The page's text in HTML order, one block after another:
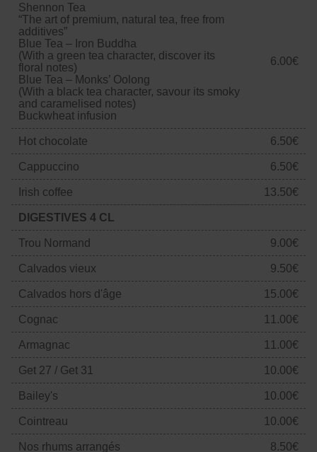
Shennon Tea
“The art of premium, natural tea, free from
additives”
Blue Tea – Iron Buddha
(With a green tea character, discover its
floral notes)
Blue Tea – Monks’ Oolong
(With a black tea character, savour its smoky
and caramelised notes)
Buckwheat infusion
6.00€
Hot chocolate 6.50€
Cappuccino 6.50€
Irish coffee 13.50€
DIGESTIVES 4 CL
Trou Normand 9.00€
Calvados vieux 9.50€
Calvados hors d'âge 15.00€
Cognac 11.00€
Armagnac 11.00€
Get 27 / Get 31 10.00€
Bailey's 10.00€
Cointreau 10.00€
Nos rhums arrangés 8.50€